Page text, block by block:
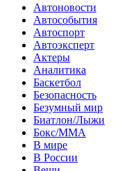
Автоновости
Автособытия
Автоспорт
Автоэксперт
Актеры
Аналитика
Баскетбол
Безопасность
Безумный мир
Биатлон/Лыжи
Бокс/MMA
В мире
В России